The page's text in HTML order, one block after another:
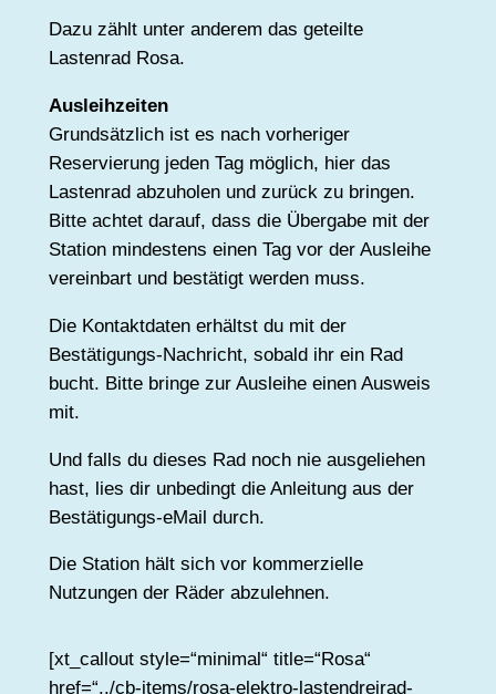
Dazu zählt unter anderem das geteilte
Lastenrad Rosa.
Ausleihzeiten
Grundsätzlich ist es nach vorheriger
Reservierung jeden Tag möglich, hier das
Lastenrad abzuholen und zurück zu bringen.
Bitte achtet darauf, dass die Übergabe mit der
Station mindestens einen Tag vor der Ausleihe
vereinbart und bestätigt werden muss.
Die Kontaktdaten erhältst du mit der
Bestätigungs-Nachricht, sobald ihr ein Rad
bucht. Bitte bringe zur Ausleihe einen Ausweis
mit.
Und falls du dieses Rad noch nie ausgeliehen
hast, lies dir unbedingt die Anleitung aus der
Bestätigungs-eMail durch.
Die Station hält sich vor kommerzielle
Nutzungen der Räder abzulehnen.
[xt_callout style=“minimal“ title=“Rosa“
href=“../cb-items/rosa-elektro-lastendreirad-